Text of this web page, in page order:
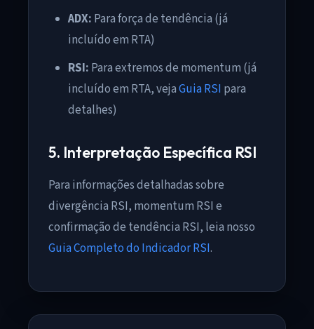
ADX: Para força de tendência (já
incluído em RTA)
RSI: Para extremos de momentum (já
incluído em RTA, vejaGuia RSI para
detalhes)
5. Interpretação Específica RSI
Para informações detalhadas sobre
divergência RSI, momentum RSI e
confirmação de tendência RSI, leia nosso
Guia Completo do Indicador RSI.